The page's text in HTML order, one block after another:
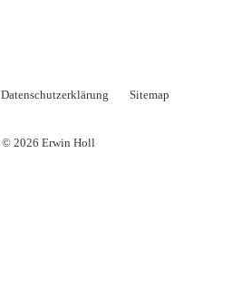
Datenschutzerklärung Sitemap
© 2026 Erwin Holl